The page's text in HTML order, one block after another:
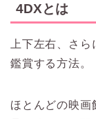
4DXとは
上下左右、さ
鑑賞する方法。
ほとんどの映画